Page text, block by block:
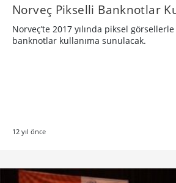
Norveç Pikselli Banknotlar
Norveç’te 2017 yılında piksel
banknotlar kullanıma sunulacak.
12 yıl önce